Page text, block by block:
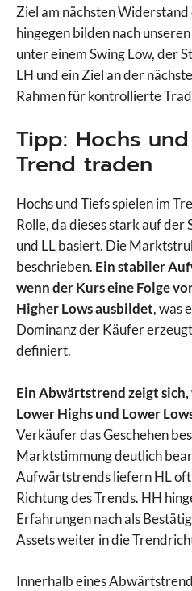
Ziel am nächsten
hingegen bilden nach
unter einem Swing Low, der
LH und ein Ziel an der
Rahmen für kontrollierte
Tipp: Hochs
Trend traden
Hochs und Tiefs spielen im
Rolle, da dieses stark auf der
und LL basiert. Die
beschrieben. Ein stabiler
wenn der Kurs eine Folge
Higher Lows ausbildet, was
Dominanz der Käufer
definiert.
Ein Abwärtstrend zeigt
Lower Highs und Lower
Verkäufer das Geschehen
Marktstimmung deutlich
Aufwärtstrends liefern HL oft
Richtung des Trends. HH
Erfahrungen nach als
Assets weiter in die
Innerhalb eines